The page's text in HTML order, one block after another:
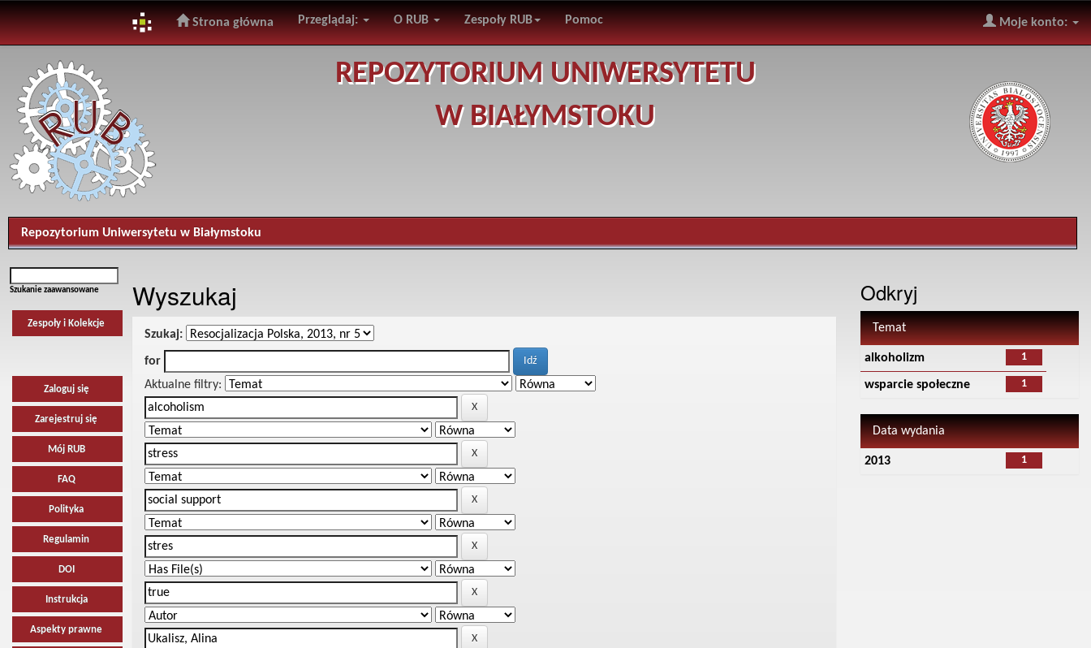
navigation
Strona główna Przeglądaj: O RUB Zespoły RUB Pomoc Moje konto:
REPOZYTORIUM UNIWERSYTETU
W BIAŁYMSTOKU
Repozytorium Uniwersytetu w Białymstoku
Szukanie zaawansowane
Zespoły i Kolekcje
Zaloguj się
Zarejestruj się
Mój RUB
FAQ
Polityka
Regulamin
DOI
Instrukcja
Aspekty prawne
Wyszukaj
Szukaj:
for
Aktualne filtry:
Odkryj
Temat
1
alkoholizm
1
wsparcie społeczne
Data wydania
1
2013